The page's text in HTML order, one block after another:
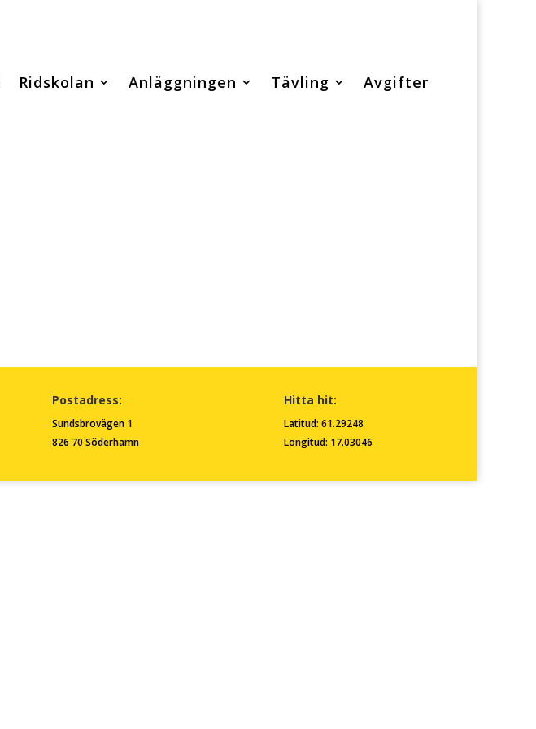
Ridskolan Anläggningen Tävling Avgifter
Postadress:
Sundsbrovägen 1
826 70 Söderhamn
Hitta hit:
Latitud: 61.29248
Longitud: 17.03046